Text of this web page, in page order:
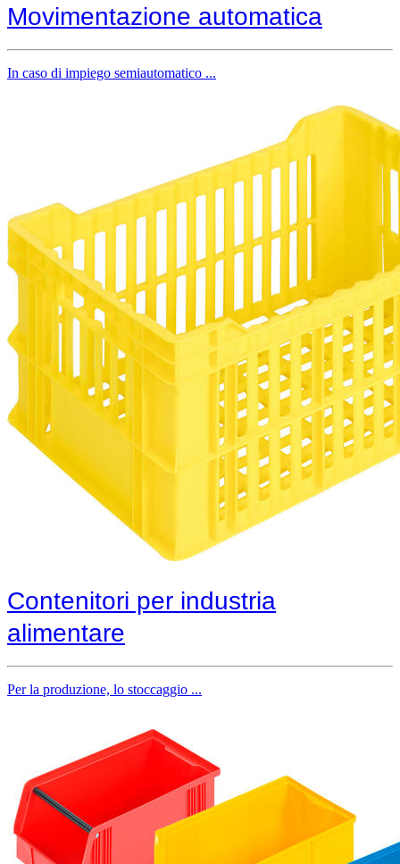
Movimentazione automatica
In caso di impiego semiautomatico ...
Contenitori per industria
alimentare
Per la produzione, lo stoccaggio ...